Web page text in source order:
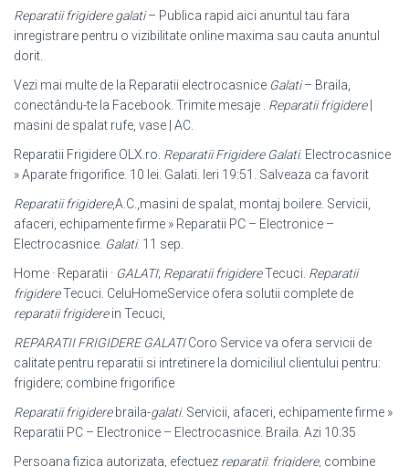
Reparatii frigidere galati– Publica rapid aici anuntul tau fara
inregistrare pentru o vizibilitate online maxima sau cauta anuntul
dorit.
Vezi mai multe de la Reparatii electrocasnice Galati– Braila,
conectându-te la Facebook. Trimite mesaje . Reparatii frigidere|
masini de spalat rufe, vase | AC.
Reparatii Frigidere OLX.ro. Reparatii Frigidere Galati. Electrocasnice
» Aparate frigorifice. 10 lei. Galati. Ieri 19:51. Salveaza ca favorit
Reparatii frigidere,A.C.,masini de spalat, montaj boilere. Servicii,
afaceri, echipamente firme » Reparatii PC – Electronice –
Electrocasnice. Galati. 11 sep.
Home · Reparatii · GALATI; Reparatii frigidereTecuci. Reparatii
frigidereTecuci. CeluHomeService ofera solutii complete de
reparatii frigiderein Tecuci,
REPARATII FRIGIDERE GALATICoro Service va ofera servicii de
calitate pentru reparatii si intretinere la domiciliul clientului pentru:
frigidere; combine frigorifice
Reparatii frigiderebraila-galati. Servicii, afaceri, echipamente firme »
Reparatii PC – Electronice – Electrocasnice. Braila. Azi 10:35
Persoana fizica autorizata, efectuez reparatii: frigidere, combine